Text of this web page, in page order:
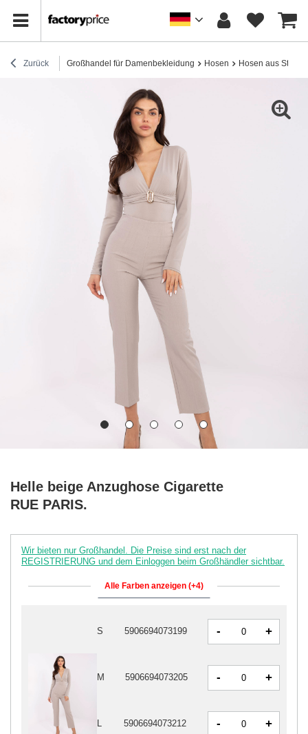
Zurück Großhandel für Damenbekleidung Hosen Hosen aus Stoff
Helle beige Anzughose Cigarette
RUE PARIS.
Wir bieten nur Großhandel. Die Preise sind erst nach der
REGISTRIERUNG und dem Einloggen beim Großhändler sichtbar.
Alle Farben anzeigen (+4)
S 5906694073199 - +
M 5906694073205 - +
L 5906694073212 - +